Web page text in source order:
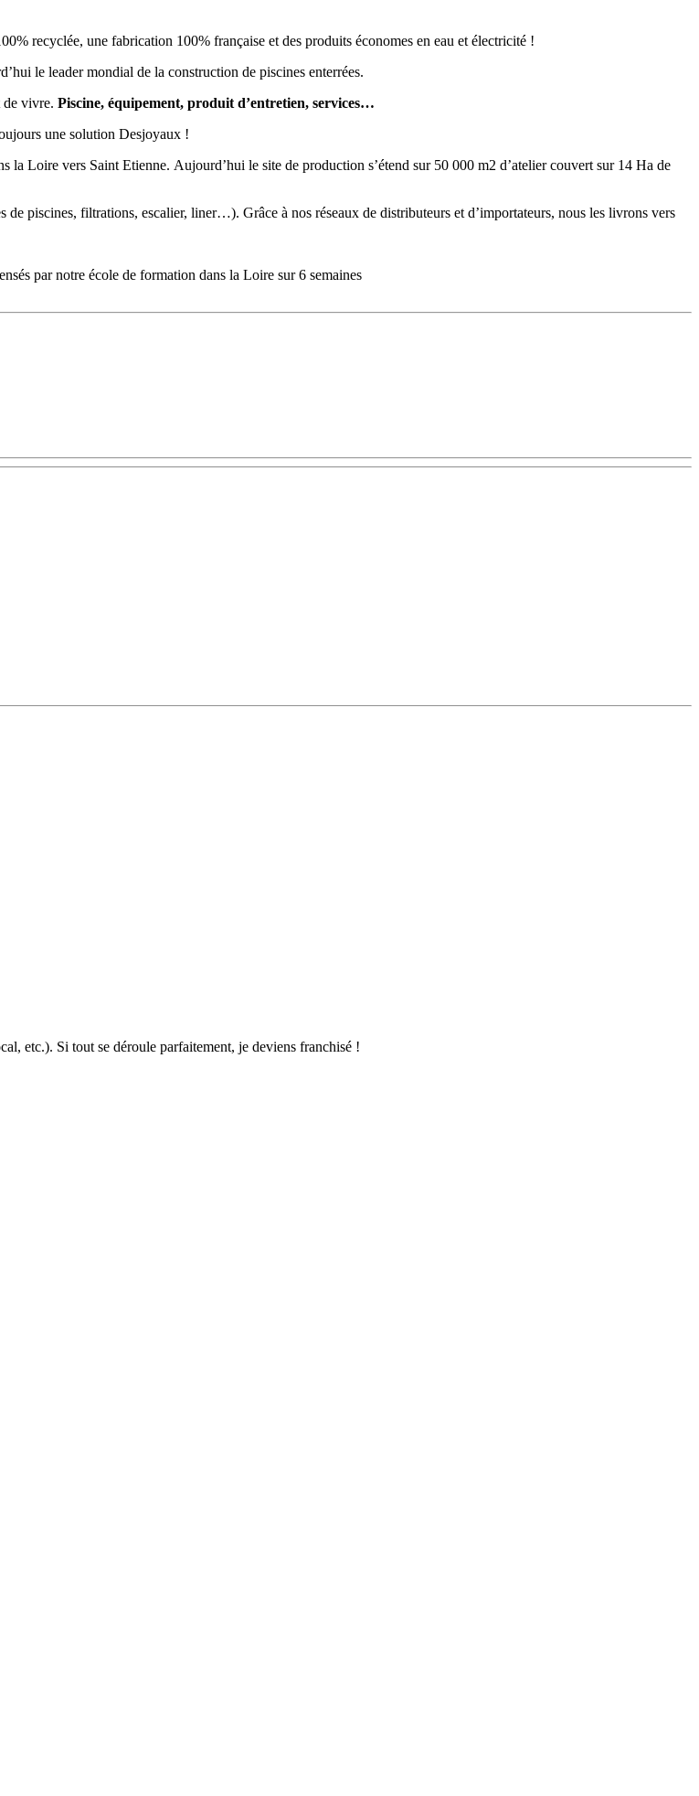
recyclée, une fabrication 100% française et des produits économes en eau et électricité !
le leader mondial de la construction de piscines enterrées.
de vivre. Piscine, équipement, produit d’entretien, services…
une solution Desjoyaux !
la Loire vers Saint Etienne. Aujourd’hui le site de production s’étend sur 50 000 m2 d’atelier couvert sur 14 Ha de
de piscines, filtrations, escalier, liner…). Grâce à nos réseaux de distributeurs et d’importateurs, nous les livrons vers
met à votre disposition des outils opérationnels à décliner sur votre secteur
par notre école de formation dans la Loire sur 6 semaines
etc.). Si tout se déroule parfaitement, je deviens franchisé !